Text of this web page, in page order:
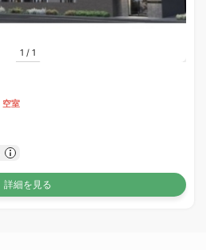
1 / 1
空室
詳細を見る